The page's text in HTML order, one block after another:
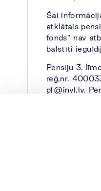
Šai
atklātais
fonds” nav
balstīti
Pensiju 3.
reģ.nr.
pf@invl.lv.